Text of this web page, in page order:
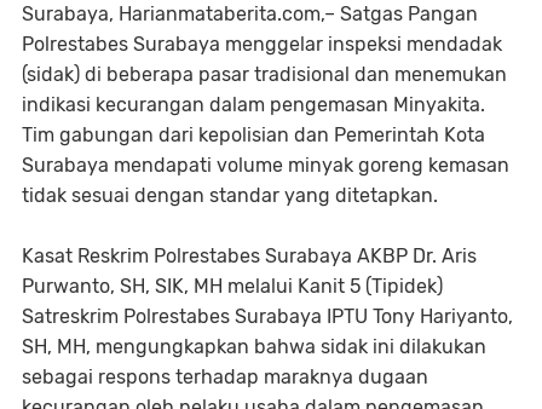
Surabaya, Harianmataberita.com,– Satgas Pangan
Polrestabes Surabaya menggelar inspeksi mendadak
(sidak) di beberapa pasar tradisional dan menemukan
indikasi kecurangan dalam pengemasan Minyakita.
Tim gabungan dari kepolisian dan Pemerintah Kota
Surabaya mendapati volume minyak goreng kemasan
tidak sesuai dengan standar yang ditetapkan.
Kasat Reskrim Polrestabes Surabaya AKBP Dr. Aris
Purwanto, SH, SIK, MH melalui Kanit 5 (Tipidek)
Satreskrim Polrestabes Surabaya IPTU Tony Hariyanto,
SH, MH, mengungkapkan bahwa sidak ini dilakukan
sebagai respons terhadap maraknya dugaan